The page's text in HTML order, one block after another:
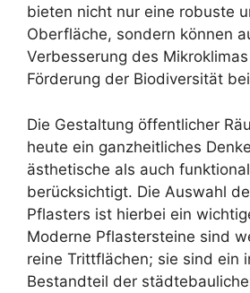
bieten nicht nur eine robuste
Oberfläche, sondern können
Verbesserung des
Förderung der Biodiversität
Die Gestaltung öffentlicher
heute ein ganzheitliches
ästhetische als auch
berücksichtigt. Die Auswahl
Pflasters ist hierbei ein
Moderne Pflastersteine sind
reine Trittflächen; sie sind ein
Bestandteil der